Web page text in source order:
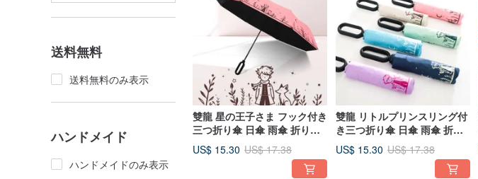
送料無料
送料無料のみ表示
ハンドメイド
ハンドメイドのみ表示
雙龍 星の王子さま フック付き
三つ折り傘 日傘 雨傘 折りた
たみ傘 B5903 (チェリーパウ
ダー)
US$ 15.30 US$ 17.38
雙龍 リトルプリンスリング付
き三つ折り傘 日傘 雨傘 折り
たたみ傘 B5903 (スカイブル
ー)
US$ 15.30 US$ 17.38